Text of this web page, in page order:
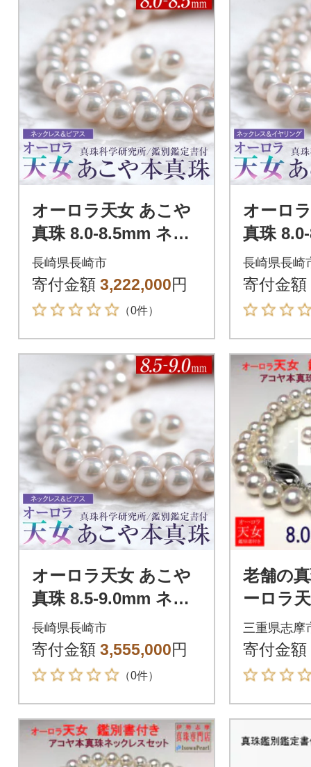
オーロラ天女 あこや
真珠 8.0-8.5mm ネッ
クレス ピアス セット
パール 鑑別鑑定書付
長崎県長崎市
寄付金額 3,222,000円
（0件）
オーロ
真珠
クレス
ット パ
書付
長崎県長崎
寄付金額
オーロラ天女 あこや
真珠 8.5-9.0mm ネッ
クレス ピアス セット
パール 鑑別鑑定書付
長崎県長崎市
寄付金額 3,555,000円
（0件）
老舗の
ーロラ
珠ネッ
リング
8.5ミリ
三重県志摩
寄付金額